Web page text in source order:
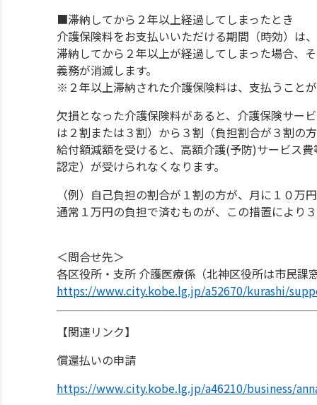
■滞納してから２年以上経過してしまったとき
介護保険料をお支払いいただける期間（時効）は
滞納してから２年以上が経過してしまった場合、
義務が消滅します。
※２年以上滞納された介護保険料は、支払うこと
欠損となった介護保険料があると、介護保険サー
は２割または３割）から３割（負担割合が３割の
給付額減額を受けると、高額介護(予防)サービス
認定）が受けられなくなります。
（例）自己負担の割合が１割の方が、月に１０万
通常１万円の負担で済むものが、この措置により
＜問合せ先＞
各区役所・支所 介護医療係（北神区役所は市民課
https://www.city.kobe.lg.jp/a52670/kurashi/
【関連リンク】
償還払いの申請
https://www.city.kobe.lg.jp/a46210/business/